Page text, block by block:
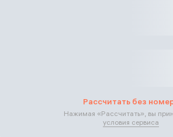
Рассчитать без
Нажимая «Рассчитать», вы
условия сервиса